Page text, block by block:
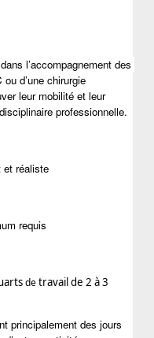
l’accompagnement des
d’une chirurgie
leur mobilité et leur
professionnelle.
et réaliste
requis
de travail de 2 à 3
principalement des jours